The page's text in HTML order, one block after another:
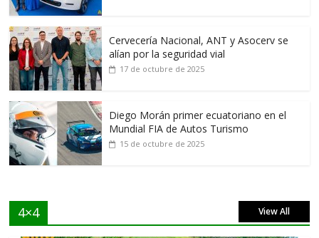
Cervecería Nacional, ANT y Asocerv se
alían por la seguridad vial
17 de octubre de 2025
Diego Morán primer ecuatoriano en el
Mundial FIA de Autos Turismo
15 de octubre de 2025
4×4 View All